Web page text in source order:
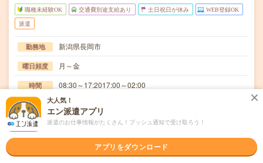
職種未経験OK 交通費別途支給あり 土日祝日が休み WEB登録OK
派遣
勤務地 新潟県長岡市
曜日頻度 月～金
時間 08:30～17:2017:00～02:00
期間 長期でお仕事できる方、大歓迎！
時給 時給1200円
交通費
交通費規定内支給
大人気！
エン派遣アプリ
派遣のお仕事情報がたくさん！プッシュ通知で受け取ろう！
アプリをダウンロード